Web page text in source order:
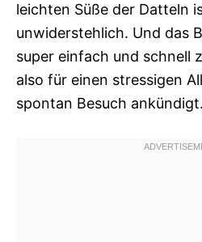
leichten Süße der Datteln
unwiderstehlich. Und das
super einfach und schnell
also für einen stressigen
spontan Besuch ankündigt.